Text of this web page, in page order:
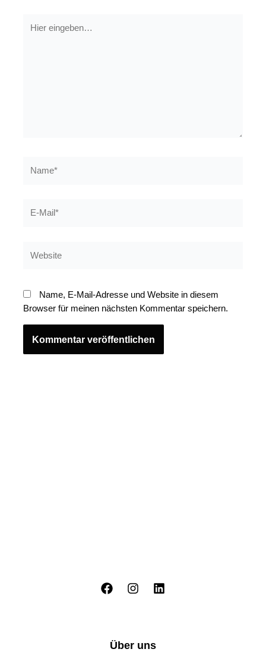
eingeben…
Mail*
Name, E-Mail-Adresse und Website in diesem
Browser für meinen nächsten Kommentar speichern.
Über uns